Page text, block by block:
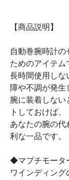
【商品説明】
自動巻腕時計
ためのアイテム
長時間使用しな
障や不調が発生
腕に装着しない
トしておけば、
あなたの腕の代
利な一品です。
◆マブチモータ
ワインディン